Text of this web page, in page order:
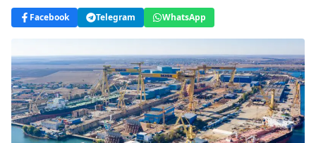
Facebook Telegram WhatsApp